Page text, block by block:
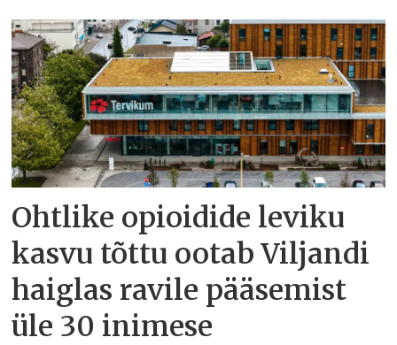
Ohtlike opioidide leviku
kasvu tõttu ootab Viljandi
haiglas ravile pääsemist
üle 30 inimese